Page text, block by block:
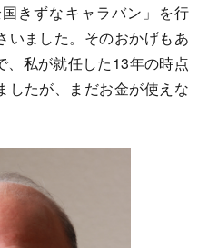
きずなキャラバン」を行
いました。そのおかげもあ
、私が就任した13年の時点
したが、まだお金が使えな